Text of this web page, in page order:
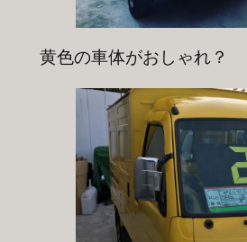
黄色の車体がおしゃれ？